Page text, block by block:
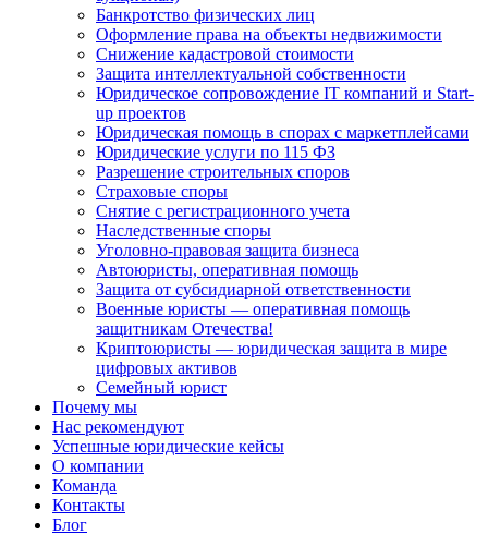
Банкротство физических лиц
Оформление права на объекты недвижимости
Снижение кадастровой стоимости
Защита интеллектуальной собственности
Юридическое сопровождение IT компаний и Start-
up проектов
Юридическая помощь в спорах с маркетплейсами
Юридические услуги по 115 ФЗ
Разрешение строительных споров
Страховые споры
Снятие с регистрационного учета
Наследственные споры
Уголовно-правовая защита бизнеса
Автоюристы, оперативная помощь
Защита от субсидиарной ответственности
Военные юристы — оперативная помощь
защитникам Отечества!
Криптоюристы — юридическая защита в мире
цифровых активов
Семейный юрист
Почему мы
Нас рекомендуют
Успешные юридические кейсы
О компании
Команда
Контакты
Блог